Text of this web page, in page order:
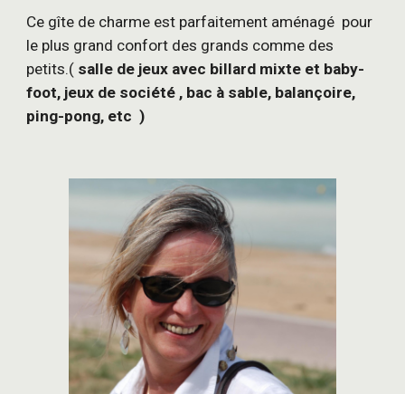
Ce gîte de charme est parfaitement aménagé  pour
le plus grand confort des grands comme des
petits.( salle de jeux avec billard mixte et baby-
foot, jeux de société , bac à sable, balançoire,
ping-pong, etc  )